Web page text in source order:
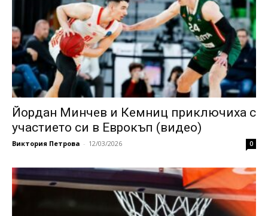
Йордан Минчев и Кемниц приключиха с
участието си в Еврокъп (видео)
Виктория Петрова - 12/03/2026 0